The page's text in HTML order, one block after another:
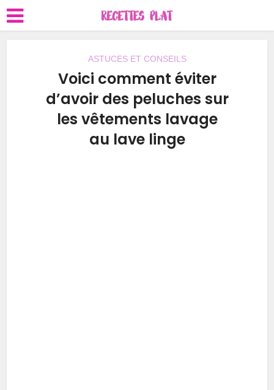
ASTUCES ET CONSEILS
Voici comment éviter
d’avoir des peluches sur
les vêtements lavage
au lave linge